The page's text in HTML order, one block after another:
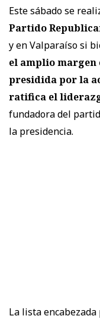
Este sábado se
Partido
y en Valparaíso si
el amplio
presidida por la
ratifica el
fundadora del
la presidencia.
La lista